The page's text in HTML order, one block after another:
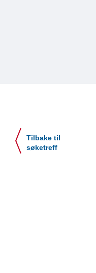
Tilbake til
søketreff